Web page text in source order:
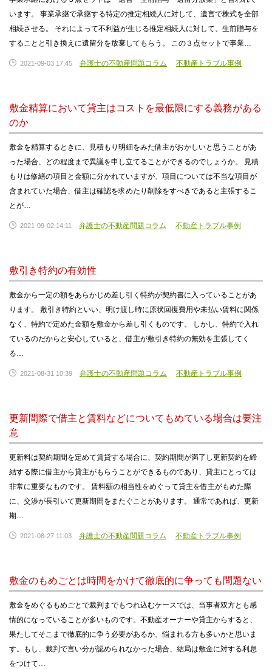
います。 事業承継で承継する特定の推定相続人に対して、遺言で株式を全部
相続させる。 それによって不利益が生じる推定相続人に対して、生前贈与を
することと引き換えに遺留分を放棄してもらう。 この３点セットで事業…
2021-09-03 17:45 弁護士の不動産問題コラム 不動産トラブル事例
敷金精算において貸主はコストを最低限にする義務がある
のか
敷金を精算するときに、見積もり明細をみた借主がおかしいと思うことがあ
った場合、どの程度まで異議を申し立てることができるのでしょうか。 見積
もりは修繕の項目と金額に分かれていますが、項目については不当な項目が
含まれていた場合、借主は確認を求めたり削除をすべきであると主張するこ
とが…
2021-09-02 14:11 弁護士の不動産問題コラム 不動産トラブル事例
敷引き特約の有効性
敷金から一定の額をあらかじめ差し引く特約が契約書に入っていることがあ
ります。 敷引き特約といい、明け渡し時に原状回復費用や未払い賃料に関係
なく、特約で定めた金額を敷金から差し引くものです。 しかし、特約で入れ
ているのだからと安心していると、借主が敷引き特約の無効を主張してく
る…
2021-08-31 10:39 弁護士の不動産問題コラム 不動産トラブル事例
更新間際で借主と賃料などについてもめている場合は要注
意
更新料は契約期間を定めて賃貸する場合に、契約期間が満了し更新契約を締
結する際に借主から貸主がもらうことができるものであり、貸主にとっては
非常に重要なものです。 賃料額の相当性をめぐって貸主を借主がもめた際
に、交渉が長引いて更新期間をまたぐことがあります。 通常であれば、更新
期…
2021-08-27 11:03 弁護士の不動産問題コラム 不動産トラブル事例
敷金のもめごとは時間をかけて徹底的に争っても問題ない
敷金をめぐるもめごとで裁判までもつれ込むケースでは、当事者双方とも感
情的になっていることが多いものです。不動産オーナーや貸主からすると、
果たしてそこまで徹底的に争う必要があるか、悩まれる方も多いかと思いま
す。もし、裁判で言い分が認められなかった場合、結局は敷金に対する利息
をつけて…